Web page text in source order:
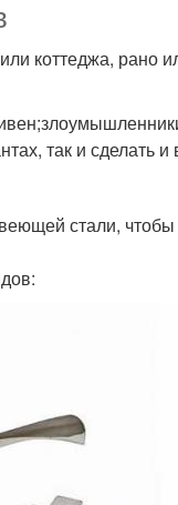
коттеджа, рано
так и сделать и
стали,